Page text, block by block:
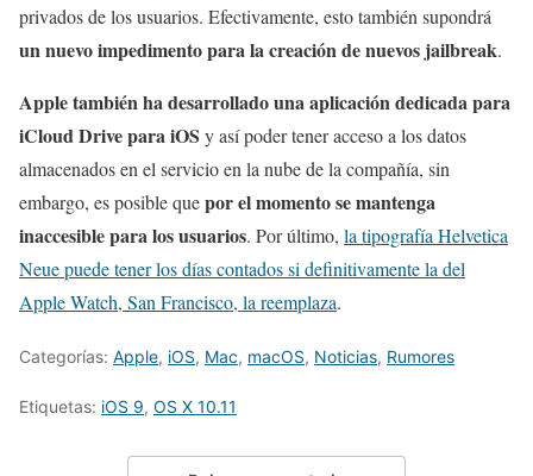
privados de los usuarios. Efectivamente, esto también supondrá
un nuevo impedimento para la creación de nuevos jailbreak.
Apple también ha desarrollado una aplicación dedicada para
iCloud Drive para iOS y así poder tener acceso a los datos
almacenados en el servicio en la nube de la compañía, sin
embargo, es posible quepor el momento se mantenga
inaccesible para los usuarios. Por último, la tipografía Helvetica
Neue puede tener los días contados si definitivamente la del
Apple Watch, San Francisco, la reemplaza.
Categorías: Apple, iOS, Mac, macOS, Noticias, Rumores
Etiquetas: iOS 9, OS X 10.11